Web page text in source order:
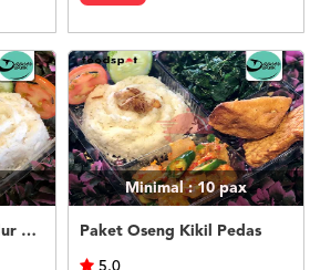
Paket Ayam Bumbu Telur Asin
Minimal : 10pax
Paket Oseng Kikil Pedas
5.0